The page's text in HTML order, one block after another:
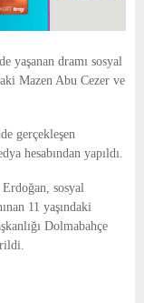
yaşanan dramı sosyal
Mazen Abu Cezer ve
gerçekleşen
hesabından yapıldı.
Erdoğan, sosyal
11 yaşındaki
Dolmabahçe